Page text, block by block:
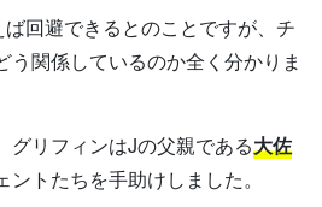
回避できるとのことですが、チ
う関係しているのか全く分かりま
グリフィンはJの父親である大佐
ントたちを手助けしました。